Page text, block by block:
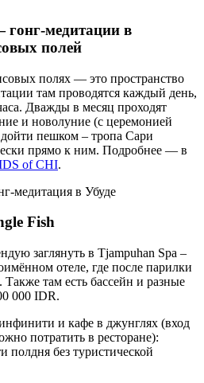
медитации в
полей
полях — это пространство
там проводятся каждый день,
Дважды в месяц проходят
и новолуние (с церемонией
пешком – тропа Сари
прямо к ним. Подробнее — в
of CHI.
Fish
заглянуть в Tjampuhan Spa –
отеле, где после парилки
там есть бассейн и разные
000 IDR.
и кафе в джунглях (вход
потратить в ресторане):
полдня без туристической